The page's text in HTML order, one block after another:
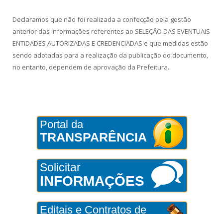
Declaramos que não foi realizada a confecção pela gestão
anterior das informações referentes ao SELEÇÃO DAS EVENTUAIS
ENTIDADES AUTORIZADAS E CREDENCIADAS e que medidas estão
sendo adotadas para a realização da publicação do documento,
no entanto, dependem de aprovação da Prefeitura.
Portal da
TRANSPARÊNCIA
Solicitar
INFORMAÇÕES
Editais e Contratos de